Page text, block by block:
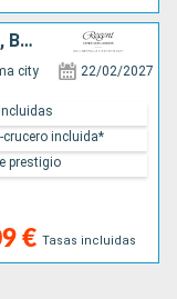
PANAMÁ, COSTA RICA, HONDURAS, BELICE, GUATEMALA, MÉXICO, ISLAS CAIMÁN, JAMAICA, ESTADOS UNIDOS
city 22/02/2027
€ Tasas incluidas
crucero incluida*
prestigio